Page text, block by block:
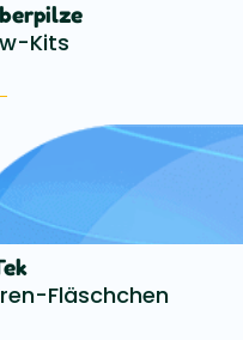
Kits
Fläschchen